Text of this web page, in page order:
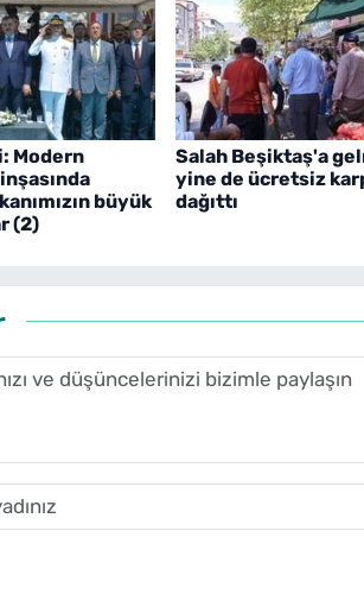
Modern
büyük
(2)
Salah Beşiktaş'a
yine de ücretsiz
dağıttı